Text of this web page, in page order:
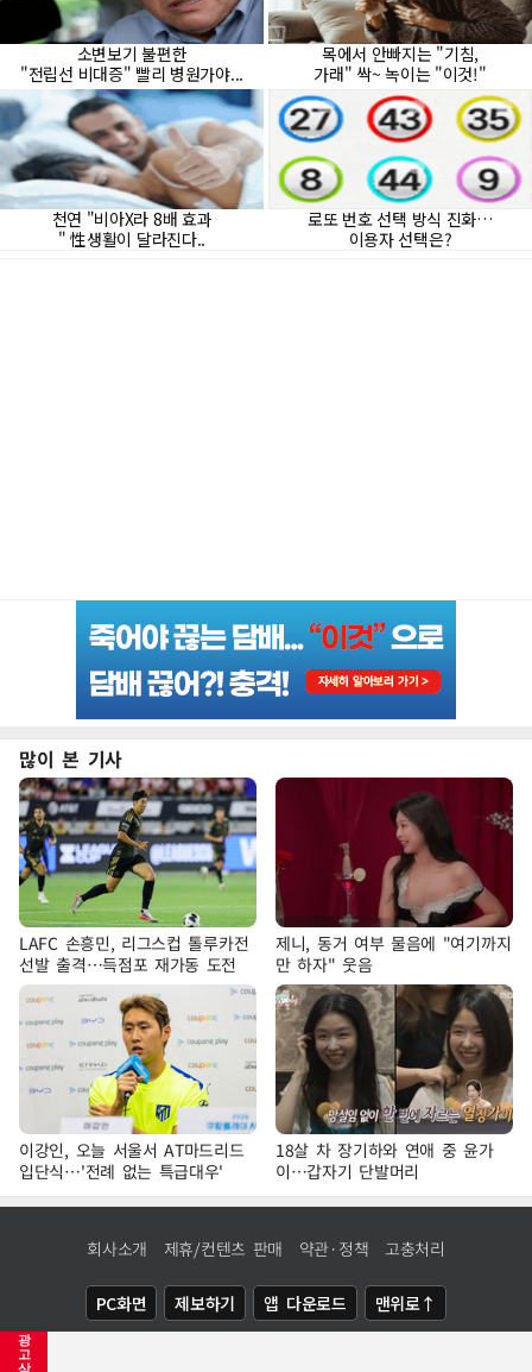
광
고
삭
많이 본 기사
LAFC 손흥민, 리그스컵 톨루카전
선발 출격…득점포 재가동 도전
제니, 동거 여부 물음에 "여기까지
만 하자" 웃음
이강인, 오늘 서울서 AT마드리드
입단식…'전례 없는 특급대우'
18살 차 장기하와 연애 중 윤가
이…갑자기 단발머리
회사소개 제휴/컨텐츠 판매 약관·정책 고충처리
PC화면 제보하기 앱 다운로드 맨위로↑